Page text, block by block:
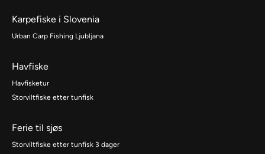
Karpefiske i Slovenia
Urban Carp Fishing Ljubljana
Havfiske
Havfisketur
Storviltfiske etter tunfisk
Ferie til sjøs
Storviltfiske etter tunfisk 3 dager